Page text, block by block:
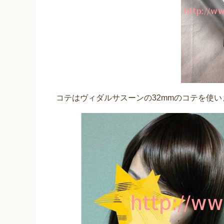
コテはヴィダルサスーンの32mmのコテを使